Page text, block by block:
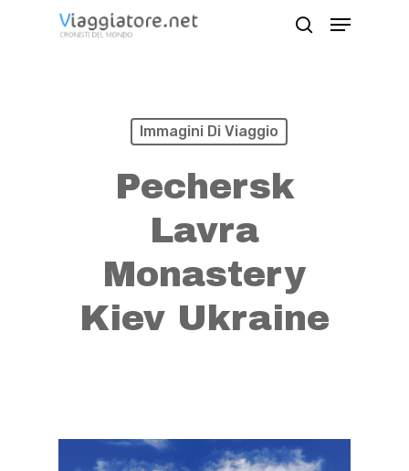
Menu
Immagini Di Viaggio
Pechersk
Lavra
Monastery
Kiev Ukraine